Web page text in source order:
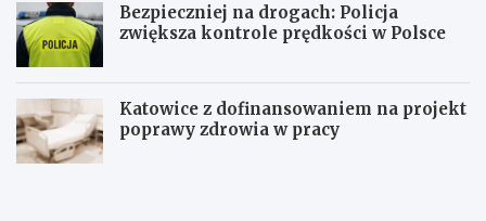
Bezpieczniej na drogach: Policja
zwiększa kontrole prędkości w Polsce
Katowice z dofinansowaniem na projekt
poprawy zdrowia w pracy
P
Z